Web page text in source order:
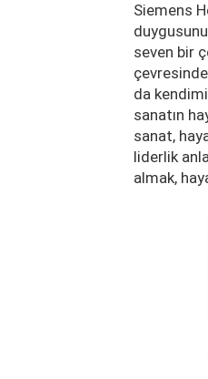
Siemens
seven bir
da
sanatın
sanat,
liderlik
almak,